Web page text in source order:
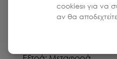
Περιλαμβάνονται στην
Σκάφος, Καύσιμα, νερό
cookies» για να
αν θα